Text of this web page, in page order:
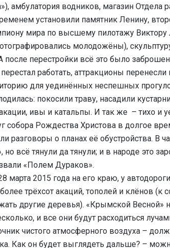
амбулатория водников, магазин Отдела
установили памятник Ленину,
мира по высшему пилотажу
молодожёны),
перестройки всё это было
работать, аттракционы перенесли
для уединённых неспешных
покосили траву, насадили
ивы и катальпы. И так же – тихо и
собора Рождества Христова в долгое
разговоры о планах её обустройства. В
всё тянули да тянули; и в народе это
«Полем Дураков».
марта 2015 года на его краю, у
трёхсот акаций, тополей и клёнов (к
другие деревья). «Крымской Весной»
и все они будут расходиться
чистого атмосферного воздуха –
Как он будет выглядеть дальше? –